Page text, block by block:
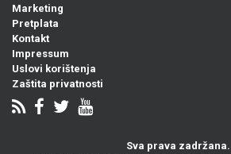
Marketing
Pretplata
Kontakt
Impressum
Uslovi korištenja
Zaštita privatnosti
Sva prava zadržana.